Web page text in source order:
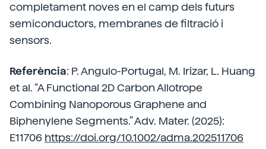
completament noves en el camp dels futurs
semiconductors, membranes de filtració i
sensors.
Referència: P. Angulo-Portugal, M. Irizar, L. Huang
et al. “A Functional 2D Carbon Allotrope
Combining Nanoporous Graphene and
Biphenylene Segments.” Adv. Mater. (2025):
E11706 https://doi.org/10.1002/adma.202511706